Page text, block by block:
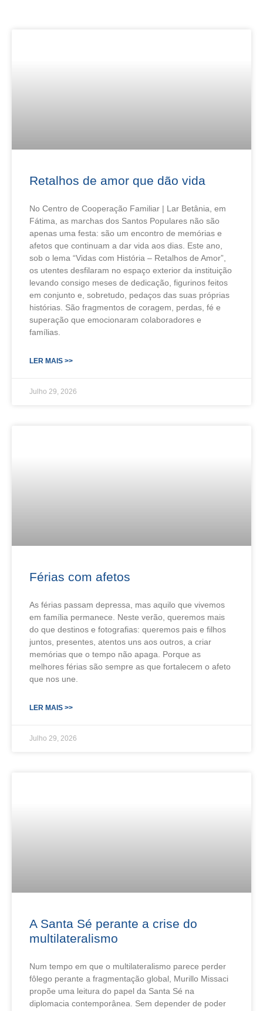
Retalhos de amor que dão vida
No Centro de Cooperação Familiar | Lar Betânia, em
Fátima, as marchas dos Santos Populares não são
apenas uma festa: são um encontro de memórias e
afetos que continuam a dar vida aos dias. Este ano,
sob o lema “Vidas com História – Retalhos de Amor”,
os utentes desfilaram no espaço exterior da instituição
levando consigo meses de dedicação, figurinos feitos
em conjunto e, sobretudo, pedaços das suas próprias
histórias. São fragmentos de coragem, perdas, fé e
superação que emocionaram colaboradores e
famílias.
LER MAIS >>
Julho 29, 2026
Férias com afetos
As férias passam depressa, mas aquilo que vivemos
em família permanece. Neste verão, queremos mais
do que destinos e fotografias: queremos pais e filhos
juntos, presentes, atentos uns aos outros, a criar
memórias que o tempo não apaga. Porque as
melhores férias são sempre as que fortalecem o afeto
que nos une.
LER MAIS >>
Julho 29, 2026
A Santa Sé perante a crise do
multilateralismo
Num tempo em que o multilateralismo parece perder
fôlego perante a fragmentação global, Murillo Missaci
propõe uma leitura do papel da Santa Sé na
diplomacia contemporânea. Sem depender de poder